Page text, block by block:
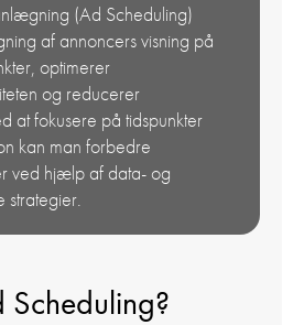
(Ad Scheduling)
af annoncers visning på
optimerer
og reducerer
at fokusere på tidspunkter
kan man forbedre
ved hjælp af data- og
strategier.